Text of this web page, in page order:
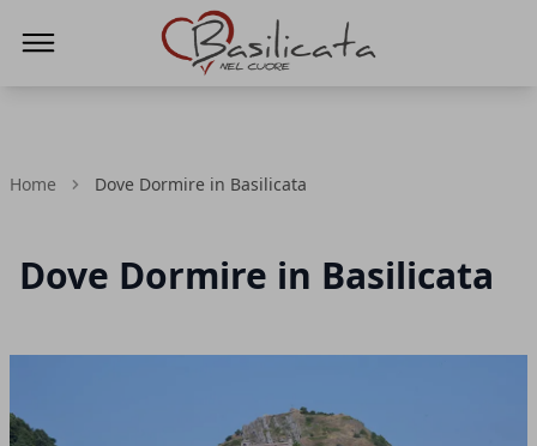
Home Dove Dormire in Basilicata
Dove Dormire in Basilicata